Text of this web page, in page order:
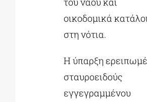
οικοδομικά
στη νότια.
Η ύπαρξη
σταυροειδούς
εγγεγραμμένου